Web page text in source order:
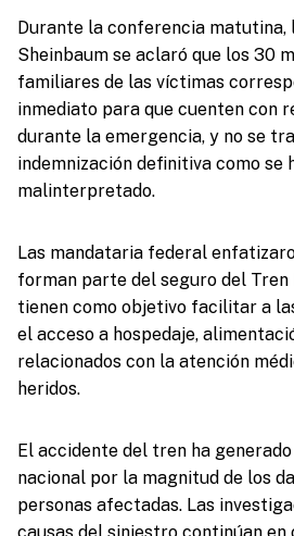
Durante la conferencia matutina,
Sheinbaum se aclaró que los 30
familiares de las víctimas
inmediato para que cuenten con
durante la emergencia, y no se
indemnización definitiva como se
malinterpretado.
Las mandataria federal
forman parte del seguro del
tienen como objetivo facilitar a
el acceso a hospedaje,
relacionados con la atención
heridos.
El accidente del tren ha
nacional por la magnitud de los
personas afectadas. Las
causas del siniestro continúan en